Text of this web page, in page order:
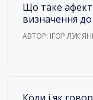
Що таке
визначення до
АВТОР: ІГОР